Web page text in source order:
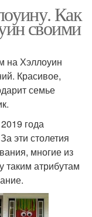
Как
своими
на Хэллоуин
Красивое,
семье
года
эти столетия
многие из
таким атрибутам